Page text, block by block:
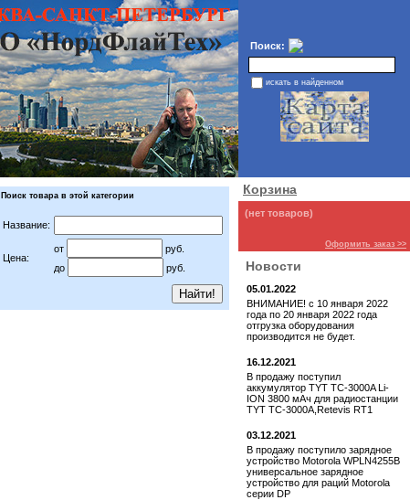
Поиск:
искать в найденном
Поиск товара в этой категории
Название:
Цена:
от
руб.
до
руб.
Корзина
(нет товаров)
Оформить заказ >>
Новости
05.01.2022
ВНИМАНИЕ! с 10 января 2022
года по 20 января 2022 года
отгрузка оборудования
производится не будет.
16.12.2021
В продажу поступил
аккумулятор TYT TC-3000A Li-
ION 3800 мАч для радиостанции
TYT TC-3000A,Retevis RT1
03.12.2021
В продажу поступило зарядное
устройство Motorola WPLN4255B
универсальное зарядное
устройство для раций Motorola
серии DP